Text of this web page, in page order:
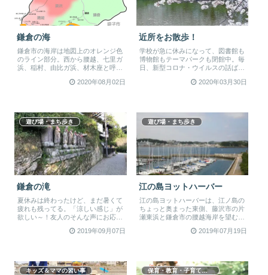
鎌倉の海
鎌倉市の海岸は地図上のオレンジ色
のライン部分。西から腰越、七里ガ
浜、稲村、由比ガ浜、材木座と呼ば
2020年08月02日
近所をお散歩！
学校が急に休みになって、図書館も
博物館もテーマパークも閉館中。毎
日、新型コロナ・ウイルスの話ばか
2020年03月30日
遊び場・まち歩き
鎌倉の滝
夏休みは終わったけど、まだ暑くて
疲れも残ってる。「涼しい感じ」が
欲しい～！友人のそんな声にお応え
2019年09月07日
遊び場・まち歩き
江の島ヨットハーバー
江の島ヨットハーバーは、江ノ島の
ちょっと奥まった東側、藤沢市の片
瀬東浜と鎌倉市の腰越海岸を望む絶
2019年07月19日
キッズ＆ママの習い事 保育・教育・子育て支援